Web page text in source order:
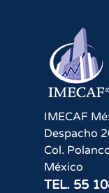
IMECAF
Despacho
Col.
México
TEL. 55